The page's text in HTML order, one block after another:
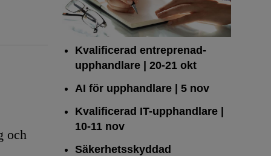
och
Kvalificerad entreprenad­
upphandlare
| 20-21 okt
AI för upphandlare | 5 nov
Kvalificerad IT-upphandlare |
10-11 nov
Säkerhetsskyddad